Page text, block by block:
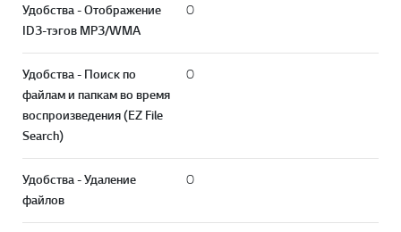
Удобства - Отображение
ID3-тэгов MP3/WMA
O
Удобства - Поиск по
файлам и папкам во время
воспроизведения (EZ File
Search)
O
Удобства - Удаление
файлов
O